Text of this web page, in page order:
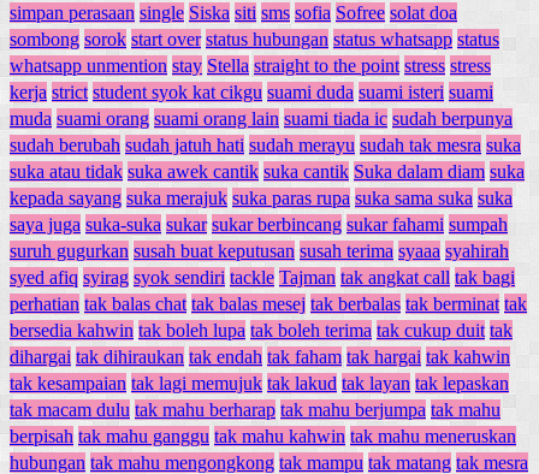
simpan perasaan single Siska siti sms sofia Sofree solat doa
sombong sorok start over status hubungan status whatsapp status
whatsapp unmention stay Stella straight to the point stress stress
kerja strict student syok kat cikgu suami duda suami isteri suami
muda suami orang suami orang lain suami tiada ic sudah berpunya
sudah berubah sudah jatuh hati sudah merayu sudah tak mesra suka
suka atau tidak suka awek cantik suka cantik Suka dalam diam suka
kepada sayang suka merajuk suka paras rupa suka sama suka suka
saya juga suka-suka sukar sukar berbincang sukar fahami sumpah
suruh gugurkan susah buat keputusan susah terima syaaa syahirah
syed afiq syirag syok sendiri tackle Tajman tak angkat call tak bagi
perhatian tak balas chat tak balas mesej tak berbalas tak berminat tak
bersedia kahwin tak boleh lupa tak boleh terima tak cukup duit tak
dihargai tak dihiraukan tak endah tak faham tak hargai tak kahwin
tak kesampaian tak lagi memujuk tak lakud tak layan tak lepaskan
tak macam dulu tak mahu berharap tak mahu berjumpa tak mahu
berpisah tak mahu ganggu tak mahu kahwin tak mahu meneruskan
hubungan tak mahu mengongkong tak mampu tak matang tak mesra